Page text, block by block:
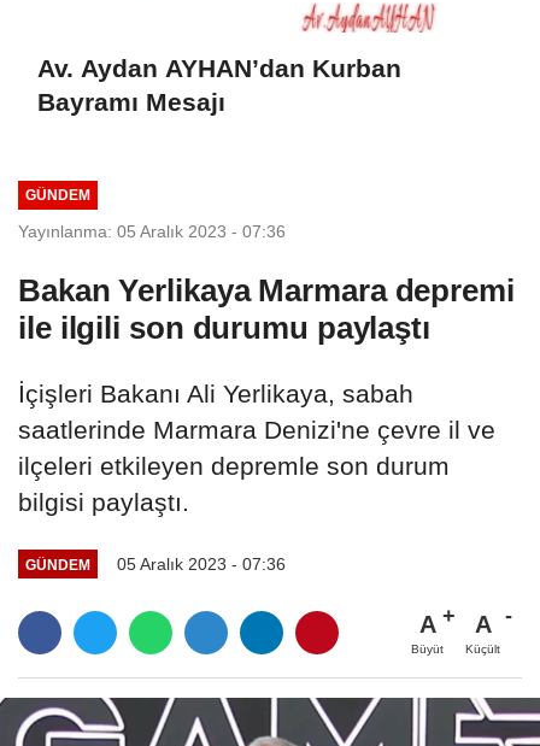
Av. Aydan AYHAN’dan Kurban
Bayramı Mesajı
GÜNDEM
Yayınlanma: 05 Aralık 2023 - 07:36
Bakan Yerlikaya Marmara depremi
ile ilgili son durumu paylaştı
İçişleri Bakanı Ali Yerlikaya, sabah
saatlerinde Marmara Denizi'ne çevre il ve
ilçeleri etkileyen depremle son durum
bilgisi paylaştı.
GÜNDEM 05 Aralık 2023 - 07:36
A
Büyüt
A
Küçült